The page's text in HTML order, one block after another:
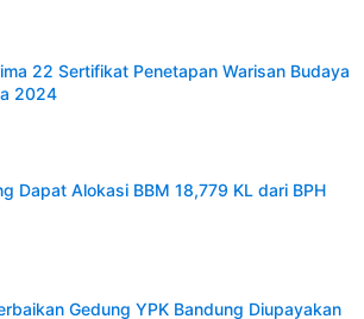
22 Sertifikat Penetapan Warisan Budaya
2024
Dapat Alokasi BBM 18,779 KL dari BPH
Gedung YPK Bandung Diupayakan